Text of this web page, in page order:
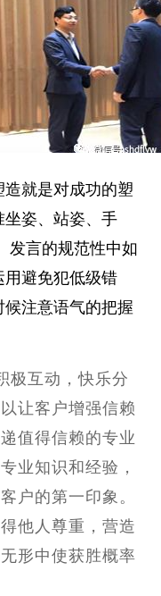
就是对成功的塑
姿、站姿、手
发言的规范性中如
避免犯低级错
注意语气的把握
互动，快乐分
让客户增强信赖
值得信赖的专业
业知识和经验，
户的第一印象。
他人尊重，营造
形中使获胜概率